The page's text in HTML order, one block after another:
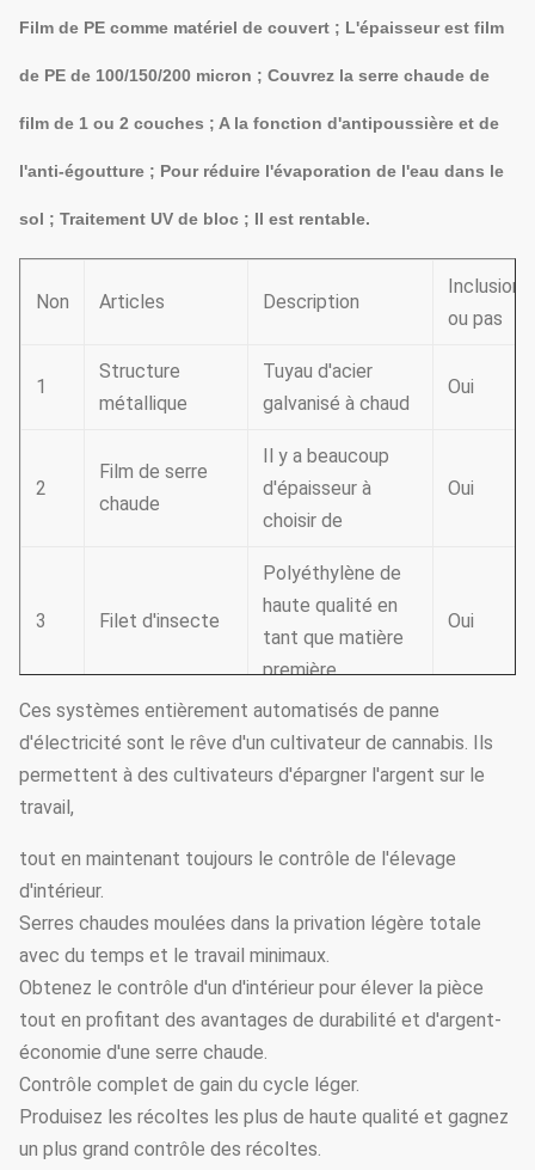
Film de PE comme matériel de couvert ; L'épaisseur est film
de PE de 100/150/200 micron ; Couvrez la serre chaude de
film de 1 ou 2 couches ; A la fonction d'antipoussière et de
l'anti-égoutture ; Pour réduire l'évaporation de l'eau dans le
sol ; Traitement UV de bloc ; Il est rentable.
Non Articles Description
Inclusion
ou pas
1
Structure
métallique
Tuyau d'acier
galvanisé à chaud
Oui
2
Film de serre
chaude
Il y a beaucoup
d'épaisseur à
choisir de
Oui
3 Filet d'insecte
Polyéthylène de
haute qualité en
tant que matière
première
Oui
4
Système de
Il se compose des
ventilateurs et
d'une protection
refroidissement
Oui
5
système de
Film-roulement
électrodynamique,
type à chaînes,
type manuel
6
ventilation
Fenêtres latérales
et fans de
circulation
Ces systèmes entièrement automatisés de panne
d'électricité sont le rêve d'un cultivateur de cannabis. Ils
permettent à des cultivateurs d'épargner l'argent sur le
travail,
tout en maintenant toujours le contrôle de l'élevage
d'intérieur.
Serres chaudes moulées dans la privation légère totale
avec du temps et le travail minimaux.
Obtenez le contrôle d'un d'intérieur pour élever la pièce
tout en profitant des avantages de durabilité et d'argent-
économie d'une serre chaude.
Contrôle complet de gain du cycle léger.
Produisez les récoltes les plus de haute qualité et gagnez
un plus grand contrôle des récoltes.